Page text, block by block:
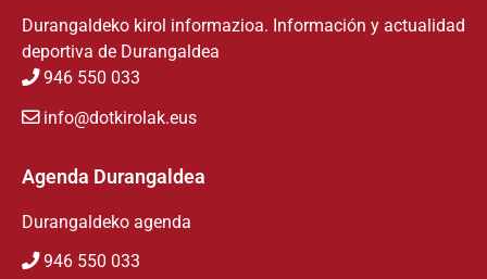
Durangaldeko kirol informazioa. Información y actualidad
deportiva de Durangaldea
946 550 033
info@dotkirolak.eus
Agenda Durangaldea
Durangaldeko agenda
946 550 033